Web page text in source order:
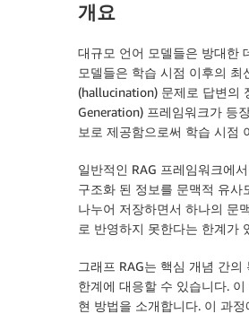
개요
대규모 언어 모델들은 방대한
모델들은 학습 시점 이후의
(hallucination) 문제로 답변의
Generation) 프레임워크가 등
보로 제공함으로써 학습 시점
일반적인 RAG 프레임워크에
구조화 된 정보를 문맥적 유사
나누어 저장하면서 하나의 문
로 반영하지 못한다는 한계가
그래프 RAG는 핵심 개념 간
한계에 대응할 수 있습니다.
현 방법을 소개합니다. 이 과정